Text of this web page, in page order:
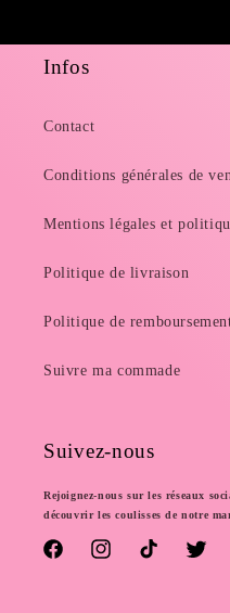
Infos
Contact
Conditions générales de
Mentions légales et
Politique de livraison
Politique de
Suivre ma commade
Suivez-nous
Rejoignez-nous sur les réseaux
découvrir les coulisses de notre
FacebookInstagramTikTok Twitter